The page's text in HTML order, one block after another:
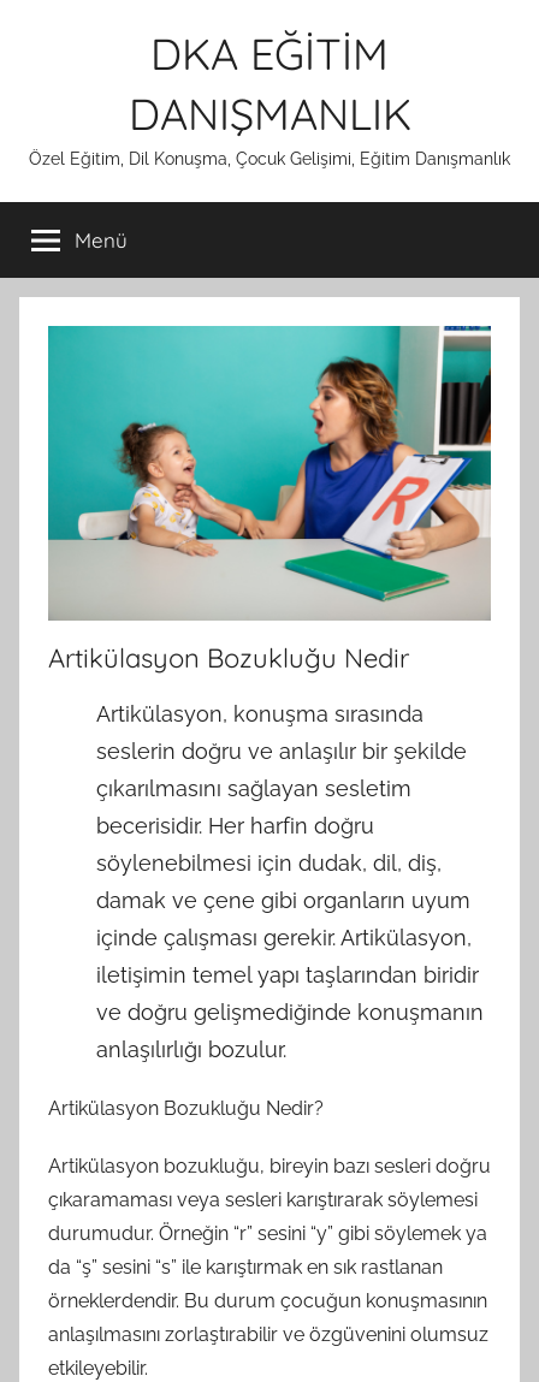
DKA EĞİTİM
DANIŞMANLIK
Özel Eğitim, Dil Konuşma, Çocuk Gelişimi, Eğitim Danışmanlık
Menü
Artikülasyon Bozukluğu Nedir
Artikülasyon, konuşma sırasında
seslerin doğru ve anlaşılır bir şekilde
çıkarılmasını sağlayan sesletim
becerisidir. Her harfin doğru
söylenebilmesi için dudak, dil, diş,
damak ve çene gibi organların uyum
içinde çalışması gerekir. Artikülasyon,
iletişimin temel yapı taşlarından biridir
ve doğru gelişmediğinde konuşmanın
anlaşılırlığı bozulur.
Artikülasyon Bozukluğu Nedir?
Artikülasyon bozukluğu, bireyin bazı sesleri doğru
çıkaramaması veya sesleri karıştırarak söylemesi
durumudur. Örneğin “r” sesini “y” gibi söylemek ya
da “ş” sesini “s” ile karıştırmak en sık rastlanan
örneklerdendir. Bu durum çocuğun konuşmasının
anlaşılmasını zorlaştırabilir ve özgüvenini olumsuz
etkileyebilir.